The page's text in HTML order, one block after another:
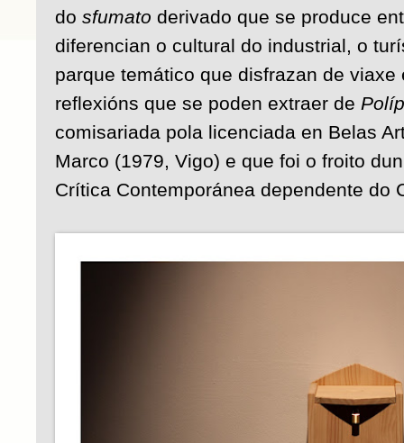
do sfumato derivado que se produce
diferencian o cultural do industrial, o
parque temático que disfrazan de
reflexións que se poden extraer de
comisariada pola licenciada en Belas
Marco (1979, Vigo) e que foi o froito
Crítica Contemporánea dependente do